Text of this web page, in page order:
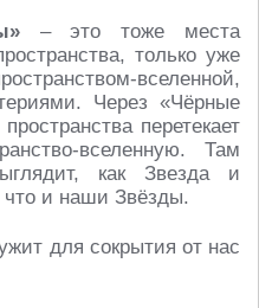
– это тоже места
только уже
вселенной,
Через «Чёрные
перетекает
вселенную. Там
как Звезда и
и наши Звёзды.